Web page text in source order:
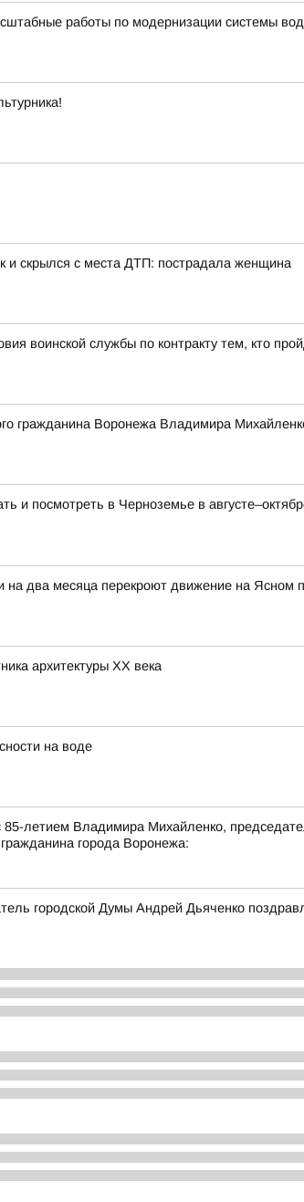
работы по модернизации системы
и скрылся с места ДТП: пострадала женщина
воинской службы по контракту тем, кто
гражданина Воронежа Владимира
и посмотреть в Черноземье в
два месяца перекроют движение на Ясном
архитектуры ХХ века
на воде
85-летием Владимира Михайленко,
города Воронежа:
городской Думы Андрей Дьяченко